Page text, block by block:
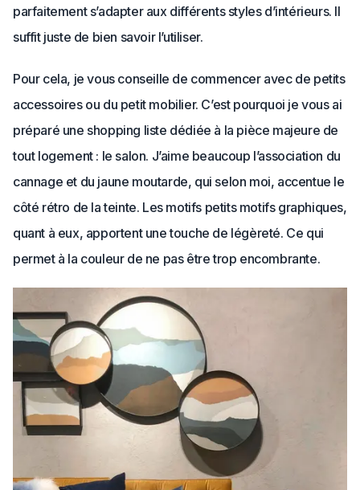
parfaitement s’adapter aux différents styles d’intérieurs. Il
suffit juste de bien savoir l’utiliser.
Pour cela, je vous conseille de commencer avec de petits
accessoires ou du petit mobilier. C’est pourquoi je vous ai
préparé une shopping liste dédiée à la pièce majeure de
tout logement : le salon. J’aime beaucoup l’association du
cannage et du jaune moutarde, qui selon moi, accentue le
côté rétro de la teinte. Les motifs petits motifs graphiques,
quant à eux, apportent une touche de légèreté. Ce qui
permet à la couleur de ne pas être trop encombrante.